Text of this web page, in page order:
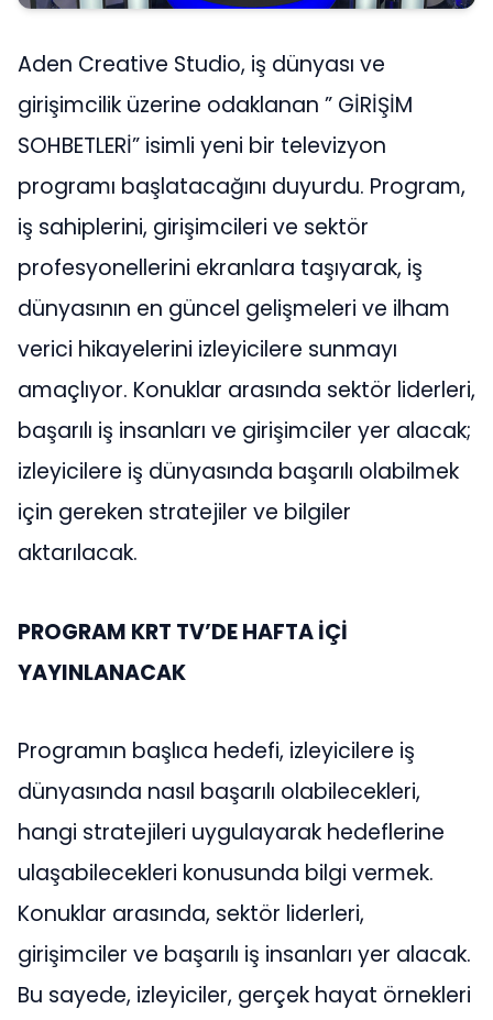
Aden Creative Studio, iş dünyası ve
girişimcilik üzerine odaklanan ” GİRİŞİM
SOHBETLERİ” isimli yeni bir televizyon
programı başlatacağını duyurdu. Program,
iş sahiplerini, girişimcileri ve sektör
profesyonellerini ekranlara taşıyarak, iş
dünyasının en güncel gelişmeleri ve ilham
verici hikayelerini izleyicilere sunmayı
amaçlıyor. Konuklar arasında sektör liderleri,
başarılı iş insanları ve girişimciler yer alacak;
izleyicilere iş dünyasında başarılı olabilmek
için gereken stratejiler ve bilgiler
aktarılacak.
PROGRAM KRT TV’DE HAFTA İÇİ
YAYINLANACAK
Programın başlıca hedefi, izleyicilere iş
dünyasında nasıl başarılı olabilecekleri,
hangi stratejileri uygulayarak hedeflerine
ulaşabilecekleri konusunda bilgi vermek.
Konuklar arasında, sektör liderleri,
girişimciler ve başarılı iş insanları yer alacak.
Bu sayede, izleyiciler, gerçek hayat örnekleri